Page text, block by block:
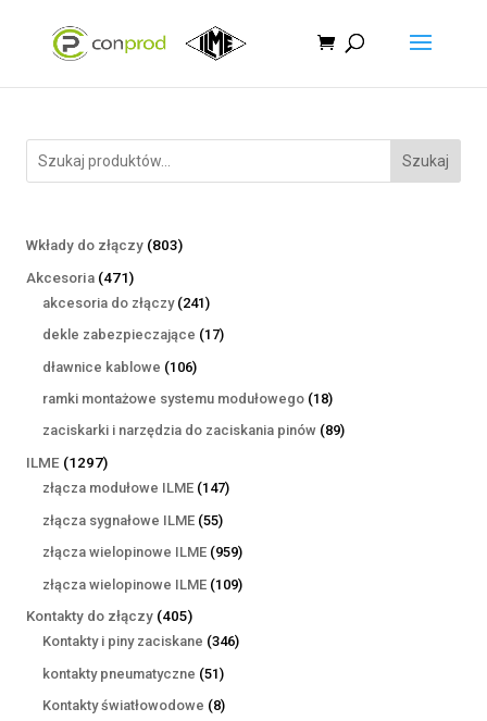
Szukaj
Wkłady do złączy 803803
Akcesoria 471471
produktów
akcesoria do złączy 241241
produktów
dekle zabezpieczające 1717
dławnice kablowe 106106
produktów
ramki montażowe systemu modułowego 1818
produktów
zaciskarki i narzędzia do zaciskania pinów 8989
ILME 12971297
produktów
złącza modułowe ILME 147147
złącza sygnałowe ILME 5555
produktów
złącza wielopinowe ILME 959959
produktów
złącza wielopinowe ILME 109109
Kontakty do złączy 405405
produktów
Kontakty i piny zaciskane 346346
kontakty pneumatyczne 5151
produktów
Kontakty światłowodowe 88